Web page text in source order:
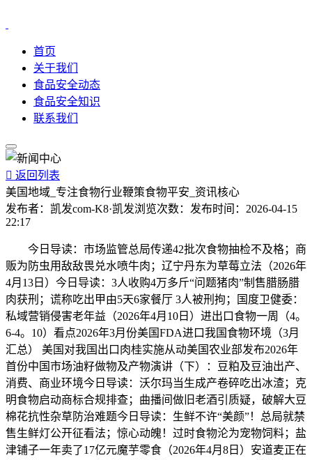
首页
关于我们
食品安全动态
食品安全知识
联系我们
 返回列表
美国地域_专注食物行业鞭策食物平安_资讯核心
发布者： 凯发com-K8·凯发浏览次数： 发布时间： 2026-04-15
22:17
今日导读：市场监管总局传递42批次食物抽检不及格；商
贩为防虫用敌敌畏兑水喷牛肉；辽宁丹东为草莓立法（2026年
4月13日）今日导读：3人收购4万多斤“问题猪肉”制售腊肠腊
肉获刑；谎称吃出甲由5天6家餐厅 3人被刑拘；国度卫健委：
私域营销侵害老年益（2026年4月10日）进出口食物一周（4。
6-4。10）看点2026年3月份美国FDA进口我国食物环境（3月
汇总） 美国对我国出口肉桂实施从动美国农业部发布2026年
首份中国市场油籽做物及产物演讲（下）：豆粕及豆油出产、
消费、商业环境今日导读：沃尔玛当生成产卷碎吃出冰渣；克
明食物启动商标合规排查；曲播间做旧老酒引质疑，破解大豆
棉花抗性杂草防治难题今日导读：生鲜不许“美颜”！总局就禁
售生鲜灯公开征看法；惊心动魄！过时食物沦为宠物饲料；盐
津铺子一年卖了17亿元魔芋零食（2026年4月8日）安道麦正在